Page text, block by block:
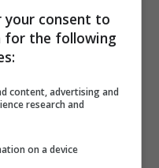
a dire niente?”
presentatrice:
che in
your consent to
for the following
content, advertising and
research and
on a device